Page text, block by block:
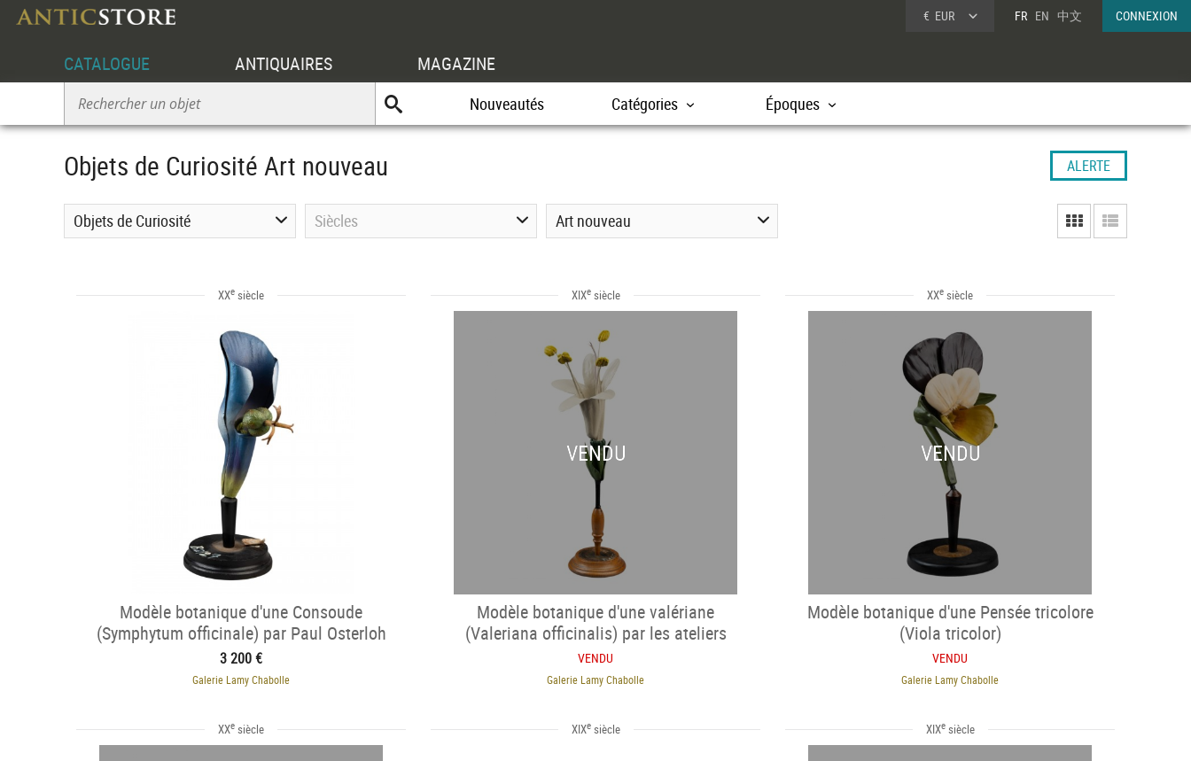
€ EUR FR EN 中文 CONNEXION
CATALOGUE ANTIQUAIRES MAGAZINE
Nouveautés Catégories Époques
Objets de Curiosité Art nouveau ALERTE
Objets de Curiosité Siècles Art nouveau
XXe siècle
Modèle botanique d'une Consoude
(Symphytum officinale) par Paul Osterloh
3 200 €
Galerie Lamy Chabolle
XIXesiècle
VENDU
Modèle botanique d'une valériane
(Valeriana officinalis) par les ateliers
Brendel
VENDU
Galerie Lamy Chabolle
XXe siècle
VENDU
Modèle botanique d'une Pensée tricolore
(Viola tricolor)
VENDU
Galerie Lamy Chabolle
XXe siècle XIXesiècle XIXesiècle